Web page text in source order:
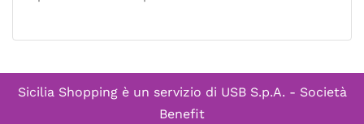
Sicilia Shopping è un servizio di USB S.p.A. - Società
Benefit